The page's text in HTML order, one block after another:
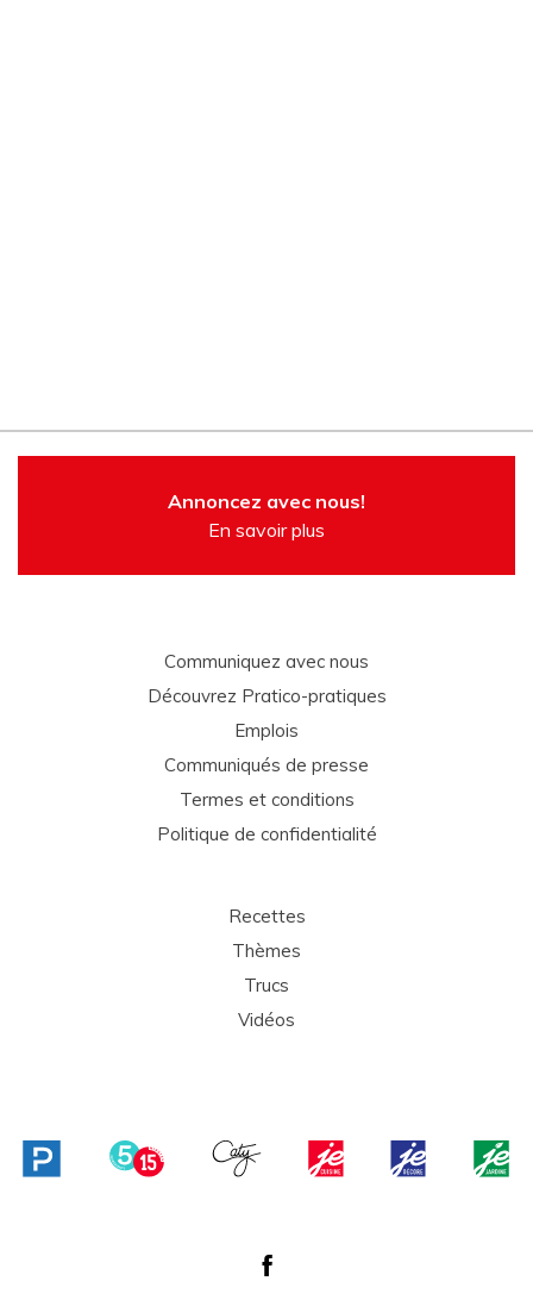
Annoncez avec nous!
En savoir plus
Communiquez avec nous
Découvrez Pratico-pratiques
Emplois
Communiqués de presse
Termes et conditions
Politique de confidentialité
Recettes
Thèmes
Trucs
Vidéos